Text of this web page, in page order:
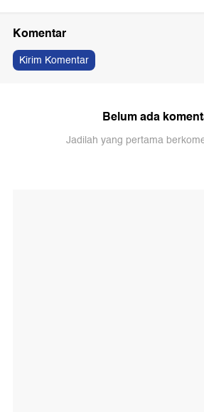
Komentar
Kirim Komentar
Belum ada
Jadilah yang pertama